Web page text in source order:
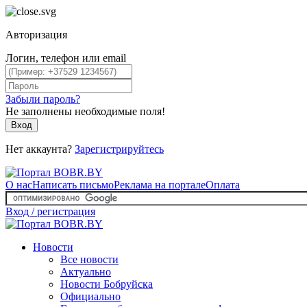
Авторизация
Логин, телефон или email
Забыли пароль?
Не заполнены необходимые поля!
Вход
Нет аккаунта? Зарегистрируйтесь
О насНаписать письмоРеклама на порталеОплата
Вход / регистрация
Новости
Все новости
Актуально
Новости Бобруйска
Официально